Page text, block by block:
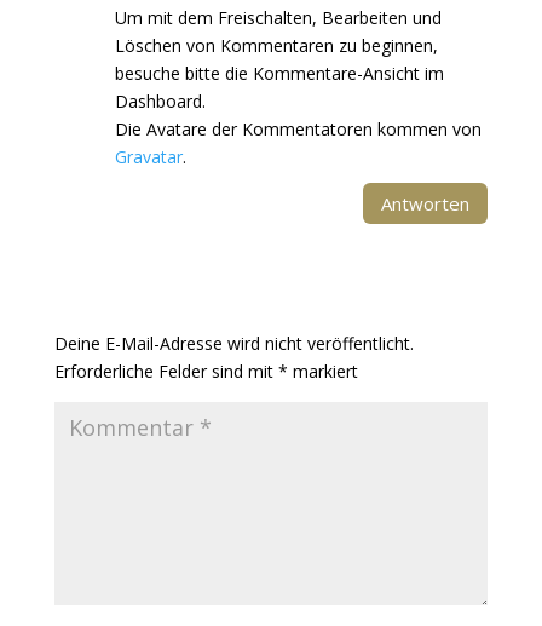
Um mit dem Freischalten, Bearbeiten und
Löschen von Kommentaren zu beginnen,
besuche bitte die Kommentare-Ansicht im
Dashboard.
Die Avatare der Kommentatoren kommen von
Gravatar.
Antworten
Deine E-Mail-Adresse wird nicht veröffentlicht.
Erforderliche Felder sind mit * markiert